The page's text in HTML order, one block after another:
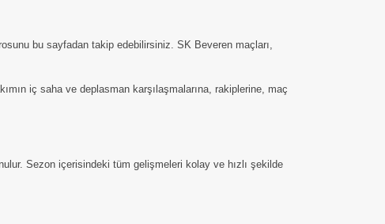
bu sayfadan takip edebilirsiniz. SK Beveren maçları,
iç saha ve deplasman karşılaşmalarına, rakiplerine, maç
Sezon içerisindeki tüm gelişmeleri kolay ve hızlı şekilde